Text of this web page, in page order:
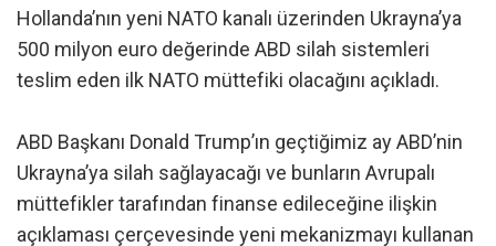
Hollanda’nın yeni NATO kanalı üzerinden Ukrayna’ya
500 milyon euro değerinde ABD silah sistemleri
teslim eden ilk NATO müttefiki olacağını açıkladı.
ABD Başkanı Donald Trump’ın geçtiğimiz ay ABD’nin
Ukrayna’ya silah sağlayacağı ve bunların Avrupalı
müttefikler tarafından finanse edileceğine ilişkin
açıklaması çerçevesinde yeni mekanizmayı kullanan